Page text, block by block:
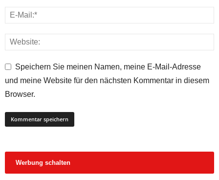
Speichern Sie meinen Namen, meine E-Mail-Adresse
und meine Website für den nächsten Kommentar in diesem
Browser.
Werbung schalten